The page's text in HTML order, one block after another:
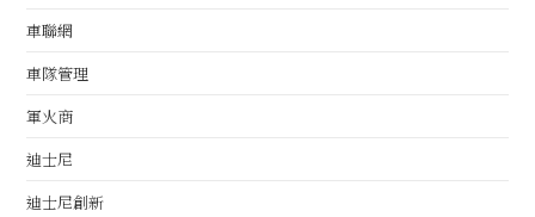
車聯網
車隊管理
軍火商
迪士尼
迪士尼創新